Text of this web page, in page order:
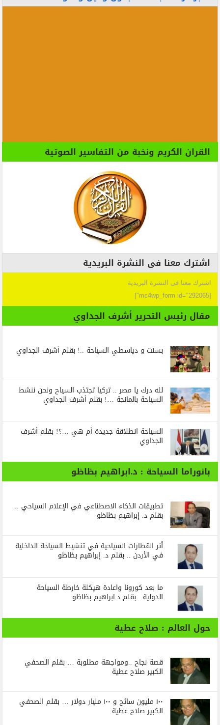
القران الكريم ونخبة من التفاسير الصوتية
اشترك معنا فى النشرة البريدية
اشترك معنا فى النشرة البريدية
[mc4wp_form id="292065"]
مقال رئيس التحرير أشرف الجداوي
بسنت و دياسطي السياحة ..! بقلم أشرف الجداوي
لله درك يا مصر .. تركيا تجتذب السياح ونحن ننشط
السياحة بالمانجة …! بقلم أشرف الجداوي
السياحة انطلاقة جديدة أم هي …؟! بقلم أشرف
الجداوي
بانوراما السياحة : د.ابراهيم بظاظو
تطبيقات الذكاء الاصطناعي في الإعلام السياحي ..
بقلم د. إبراهيم بظاظو
أثر القطارات السياحية في تنشيط السياحة الداخلية
في الأردن .. بقلم د. إبراهيم بظاظو
ما بعد كورونا واعادة هيكلة خارطة السياحة
الدولية…بقلم د.ابراهيم بظاظو
حول العالم : صلاح عطية
قصة نجاح ..ومواجهة مطلوبة … بقلم الصحفي
الكبير صلاح عطية
١٠٠ مليون سائح و ١٠٠ مليار دولار … بقلم الصحفي
الكبير صلاح عطية